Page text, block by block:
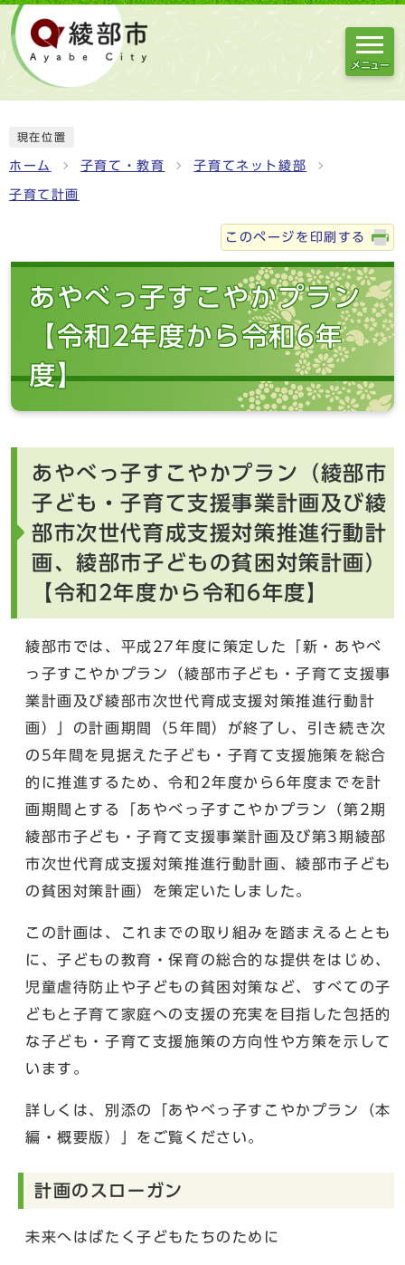
メニュー
現在位置
ホーム 子育て・教育 子育てネット綾部
子育て計画
このページを印刷する
あやべっ子すこやかプラン
【令和2年度から令和6年
度】
あやべっ子すこやかプラン（綾部市
子ども・子育て支援事業計画及び綾
部市次世代育成支援対策推進行動計
画、綾部市子どもの貧困対策計画）
【令和2年度から令和6年度】
綾部市では、平成27年度に策定した「新・あやべ
っ子すこやかプラン（綾部市子ども・子育て支援事
業計画及び綾部市次世代育成支援対策推進行動計
画）」の計画期間（5年間）が終了し、引き続き次
の5年間を見据えた子ども・子育て支援施策を総合
的に推進するため、令和2年度から6年度までを計
画期間とする「あやべっ子すこやかプラン（第2期
綾部市子ども・子育て支援事業計画及び第3期綾部
市次世代育成支援対策推進行動計画、綾部市子ども
の貧困対策計画）を策定いたしました。
この計画は、これまでの取り組みを踏まえるととも
に、子どもの教育・保育の総合的な提供をはじめ、
児童虐待防止や子どもの貧困対策など、すべての子
どもと子育て家庭への支援の充実を目指した包括的
な子ども・子育て支援施策の方向性や方策を示して
います。
詳しくは、別添の「あやべっ子すこやかプラン（本
編・概要版）」をご覧ください。
計画のスローガン
未来へはばたく子どもたちのために